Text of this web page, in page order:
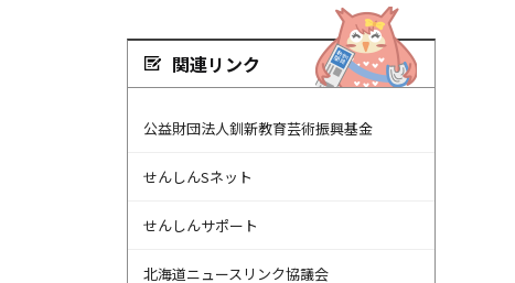
関連リンク
公益財団法人釧新教育芸術振興基金
せんしんSネット
せんしんサポート
北海道ニュースリンク協議会